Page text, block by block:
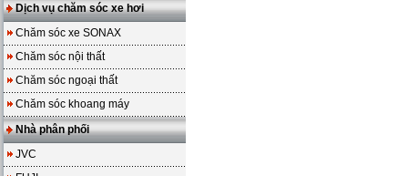
Dịch vụ chăm sóc xe hơi
Chăm sóc xe SONAX
Chăm sóc nội thất
Chăm sóc ngoại thất
Chăm sóc khoang máy
Nhà phân phối
JVC